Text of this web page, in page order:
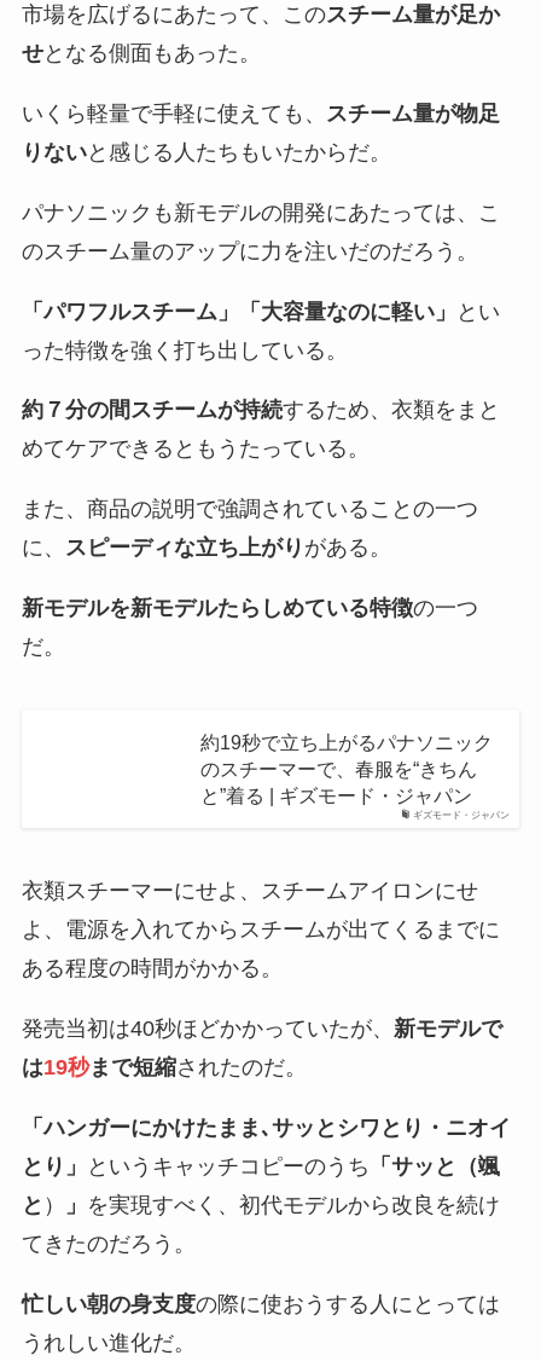
市場を広げるにあたって、このスチーム量が足か
せとなる側面もあった。
いくら軽量で手軽に使えても、
スチーム量が物足
りないと感じる人たちもいたからだ。
パナソニックも新モデルの開発にあたっては、こ
のスチーム量のアップに力を注いだのだろう。
「パワフルスチーム」「大容量なのに軽い」
とい
った特徴を強く打ち出している。
約７分の間スチームが持続するため、衣類をまと
めてケアできるともうたっている。
また、商品の説明で強調されていることの一つ
に、 スピーディな立ち上がり がある。
新モデルを新モデルたらしめている特徴の一つ
だ。
ギズモード・ジャパン
約19秒で立ち上がるパナソニック
のスチーマーで、春服を“きちん
と”着る | ギズモード・ジャパン
衣類スチーマーにせよ、スチームアイロンにせ
よ、電源を入れてからスチームが出てくるまでに
ある程度の時間がかかる。
発売当初は40秒ほどかかっていたが、 新モデルで
は19秒まで短縮されたのだ。
「ハンガーにかけたまま､サッとシワとり・ニオイ
とり」
というキャッチコピーのうち 「サッと（颯
と ） 」 を実現すべく、初代モデルから改良を続け
てきたのだろう。
忙しい朝の身支度の際に使おうする人にとっては
うれしい進化だ。